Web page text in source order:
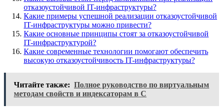
отказоустойчивой IT-инфраструктуры?
Какие примеры успешной реализации отказоустойчивой
IT-инфраструктуры можно привести?
Какие основные принципы стоят за отказоустойчивой
IT-инфраструктурой?
Какие современные технологии помогают обеспечить
высокую отказоустойчивость IT-инфраструктуры?
Читайте также: Полное руководство по виртуальным
методам свойств и индексаторам в C